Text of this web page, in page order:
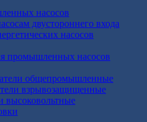
насосов
двустороннего входа
насосов
промышленных насосов
общепромышленные
взрывозащищенные
высоковольтные